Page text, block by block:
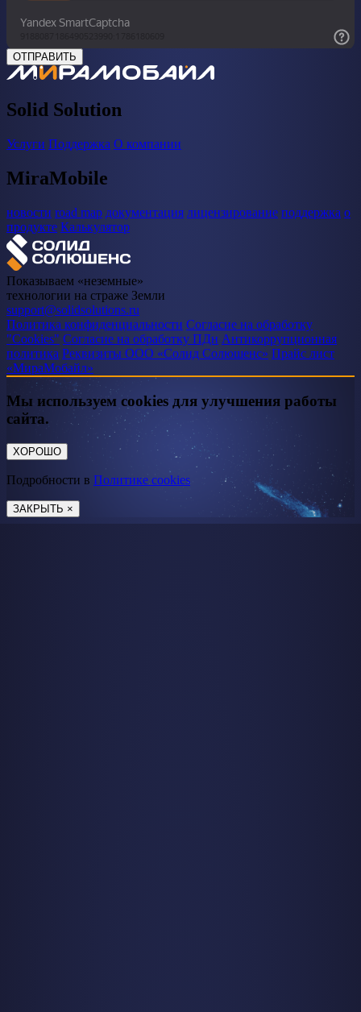
ОТПРАВИТЬ
Solid Solution
Услуги Поддержка О компании
MiraMobile
новости road map документация лицензирование поддержка о
продукте Калькулятор
Показываем «неземные»
технологии на страже Земли
support@solidsolutions.ru
Политика конфиденциальности Согласие на обработку
"Cookies" Согласие на обработку ПДн Антикоррупционная
политика Реквизиты ООО «Солид Солюшенс» Прайс лист
«МираМобайл»
Мы используем cookies для улучшения работы
сайта.
ХОРОШО
Подробности в Политике cookies
ЗАКРЫТЬ ×